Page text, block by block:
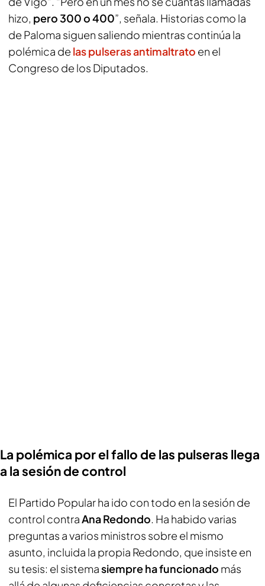
hizo, pero 300 o 400”, señala. Historias como la
de Paloma siguen saliendo mientras continúa la
polémica de las pulseras antimaltrato en el
Congreso de los Diputados.
La polémica por el fallo de las pulseras llega
a la sesión de control
El Partido Popular ha ido con todo en la sesión de
control contraAna Redondo. Ha habido varias
preguntas a varios ministros sobre el mismo
asunto, incluida la propia Redondo, que insiste en
su tesis: el sistemasiempre ha funcionado más